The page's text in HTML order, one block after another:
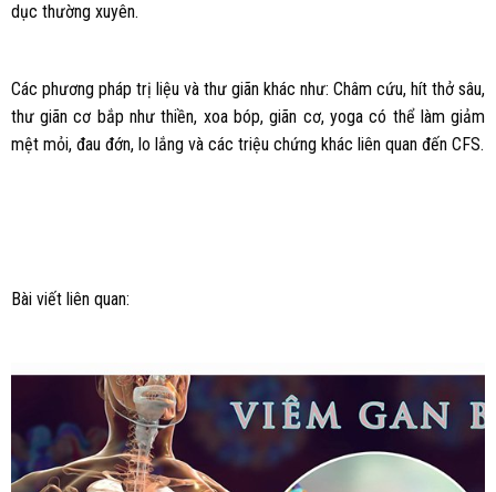
dục thường xuyên.
Các phương pháp trị liệu và thư giãn khác như: Châm cứu, hít thở sâu,
thư giãn cơ bắp như thiền, xoa bóp, giãn cơ, yoga có thể làm giảm
mệt mỏi, đau đớn, lo lắng và các triệu chứng khác liên quan đến CFS.
Bài viết liên quan: